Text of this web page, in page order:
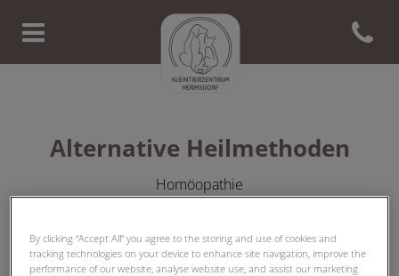
Homepage Tierarzt Hermsdorf
Open
Alternative Heilmethoden
Homöopathie
By clicking “Accept All” you agree to the storing and use of cookies and
tracking technologies on your device to enhance site navigation, improve the
performance of our website, analyse website use, and assist our marketing